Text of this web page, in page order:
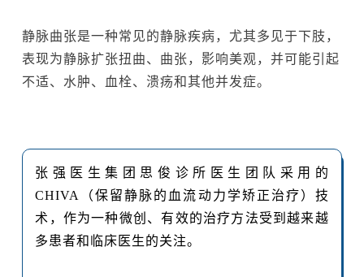
静脉曲张是一种常见的静脉疾病，尤其多见于下肢，
表现为静脉扩张扭曲、曲张，影响美观，并可能引起
不适、水肿、血栓、溃疡和其他并发症。
张强医生集团思俊诊所医生团队采用的
CHIVA（保留静脉的血流动力学矫正治疗）技
术，作为一种微创、有效的治疗方法受到越来越
多患者和临床医生的关注。